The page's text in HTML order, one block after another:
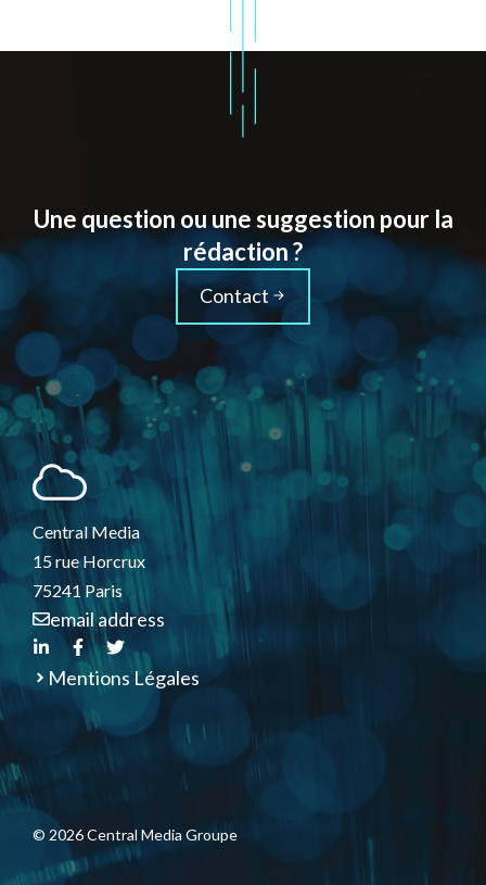
Une question ou une suggestion pour la
rédaction ?
Contact
Central Media
15 rue Horcrux
75241 Paris
email address
Mentions Légales
© 2026 Central Media Groupe